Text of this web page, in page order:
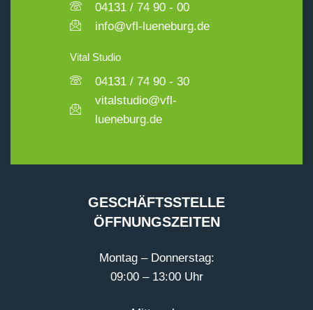
04131 / 74 90 - 00
info@vfl-lueneburg.de
Vital Studio
04131 / 74 90 - 30
vitalstudio@vfl-
lueneburg.de
GESCHÄFTSSTELLE
ÖFFNUNGSZEITEN
Montag – Donnerstag:
09:00 – 13:00 Uhr